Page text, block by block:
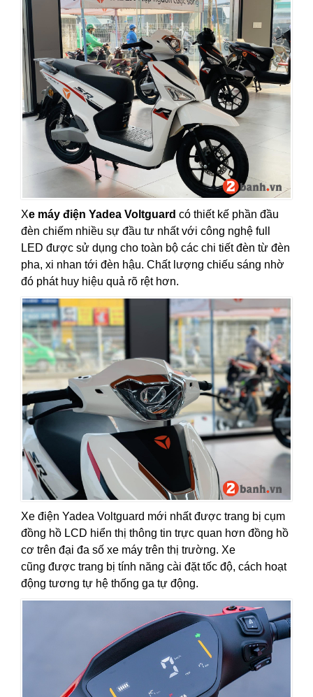
Xe máy điện Yadea Voltguard có thiết kế phần đầu
đèn chiếm nhiều sự đầu tư nhất với công nghệ full
LED được sử dụng cho toàn bộ các chi tiết đèn từ đèn
pha, xi nhan tới đèn hậu. Chất lượng chiếu sáng nhờ
đó phát huy hiệu quả rõ rệt hơn.
Xe điện Yadea Voltguard mới nhất được trang bị cụm
đồng hồ LCD hiển thị thông tin trực quan hơn đồng hồ
cơ trên đại đa số xe máy trên thị trường. Xe
cũng được trang bị tính năng cài đặt tốc độ, cách hoạt
động tương tự hệ thống ga tự động.